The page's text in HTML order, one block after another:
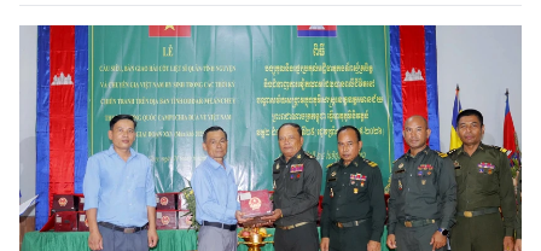
và cuộc sống gia đình không phải lúc nào cũng dễ dàng. Bằng
sự thấu hiểu, đồng hành của người thân cùng tinh thần trách
nhiệm của mỗi quân nhân đã vun đắp nên những tổ ấm bền
chặt, trở thành hậu phương vững chắc để người lính yên tâm
cống hiến.